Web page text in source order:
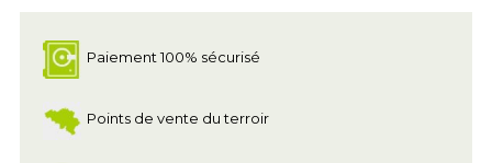
Paiement 100% sécurisé
Points de vente du terroir